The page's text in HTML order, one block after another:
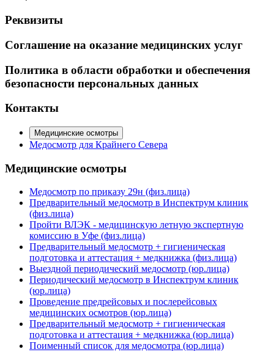
Реквизиты
Соглашение на оказание медицинских услуг
Политика в области обработки и обеспечения
безопасности персональных данных
Контакты
Медицинские осмотры
Медосмотр для Крайнего Севера
Медицинские осмотры
Медосмотр по приказу 29н (физ.лица)
Предварительный медосмотр в Инспектрум клиник
(физ.лица)
Пройти ВЛЭК - медицинскую летную экспертную
комиссию в Уфе (физ.лица)
Предварительный медосмотр + гигиеническая
подготовка и аттестация + медкнижка (физ.лица)
Выездной периодический медосмотр (юр.лица)
Периодический медосмотр в Инспектрум клиник
(юр.лица)
Проведение предрейсовых и послерейсовых
медицинских осмотров (юр.лица)
Предварительный медосмотр + гигиеническая
подготовка и аттестация + медкнижка (юр.лица)
Поименный список для медосмотра (юр.лица)